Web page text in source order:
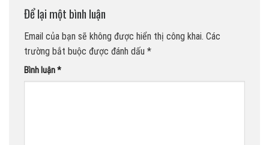
Để lại một bình luận
Email của bạn sẽ không được hiển thị công khai. Các
trường bắt buộc được đánh dấu *
Bình luận*